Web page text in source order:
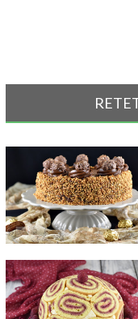
Tort Fererro Rocher